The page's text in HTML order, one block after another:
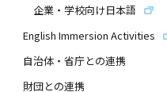
企業・学校向け日本語
English Immersion Activities
自治体・省庁との連携
財団との連携